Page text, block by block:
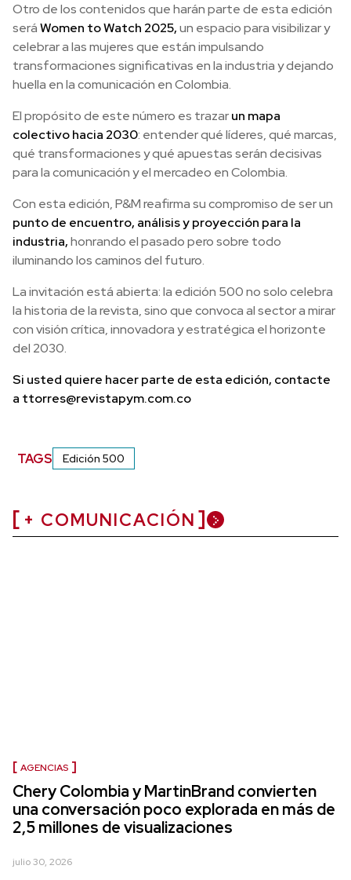
Otro de los contenidos que harán parte de esta edición
seráWomen to Watch 2025,un espacio para visibilizar y
celebrar a las mujeres que están impulsando
transformaciones significativas en la industria y dejando
huella en la comunicación en Colombia.
El propósito de este número es trazarun mapa
colectivo hacia 2030: entender qué líderes, qué marcas,
qué transformaciones y qué apuestas serán decisivas
para la comunicación y el mercadeo en Colombia.
Con esta edición, P&M reafirma su compromiso de ser un
punto de encuentro, análisis y proyección para la
industria,honrando el pasado pero sobre todo
iluminando los caminos del futuro.
La invitación está abierta: la edición 500 no solo celebra
la historia de la revista, sino que convoca al sector a mirar
con visión crítica, innovadora y estratégica el horizonte
del 2030.
Si usted quiere hacer parte de esta edición, contacte
a ttorres@revistapym.com.co
TAGS Edición 500
+ COMUNICACIÓN
AGENCIAS
Chery Colombia y MartinBrand convierten
una conversación poco explorada en más de
2,5 millones de visualizaciones
julio 30, 2026